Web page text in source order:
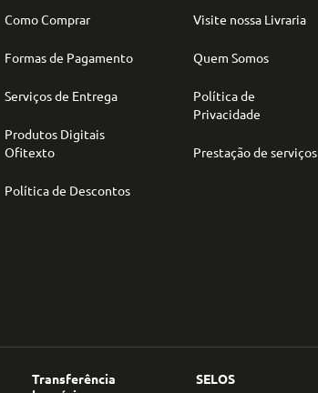
Como Comprar
Formas de Pagamento
Serviços de Entrega
Produtos Digitais
Ofitexto
Política de Descontos
Visite nossa Livraria
Quem Somos
Política de
Privacidade
Prestação de serviços
Transferência
SELOS